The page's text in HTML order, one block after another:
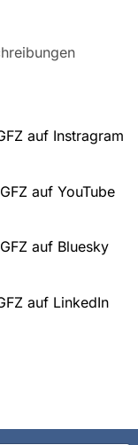
auf Instragram
auf YouTube
auf Bluesky
auf LinkedIn